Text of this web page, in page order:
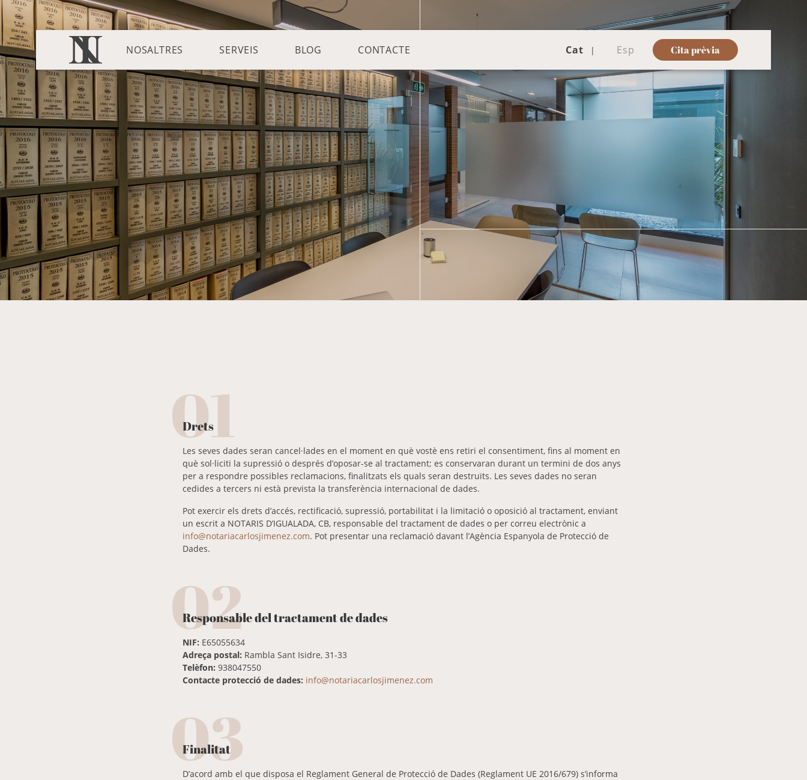
NOSALTRES SERVEIS BLOG CONTACTE Cat Esp Cita prèvia
01
Drets
Les seves dades seran cancel·lades en el moment en què vostè ens retiri el consentiment, fins al moment en
què sol·liciti la supressió o després d’oposar-se al tractament; es conservaran durant un termini de dos anys
per a respondre possibles reclamacions, finalitzats els quals seran destruïts. Les seves dades no seran
cedides a tercers ni està prevista la transferència internacional de dades.
Pot exercir els drets d’accés, rectificació, supressió, portabilitat i la limitació o oposició al tractament, enviant
un escrit a NOTARIS D’IGUALADA, CB, responsable del tractament de dades o per correu electrònic a
info@notariacarlosjimenez.com. Pot presentar una reclamació davant l’Agència Espanyola de Protecció de
Dades.
02
Responsable del tractament de dades
NIF: E65055634
Adreça postal: Rambla Sant Isidre, 31-33
Telèfon: 938047550
Contacte protecció de dades: info@notariacarlosjimenez.com
03
Finalitat
D’acord amb el que disposa el Reglament General de Protecció de Dades (Reglament UE 2016/679) s’informa